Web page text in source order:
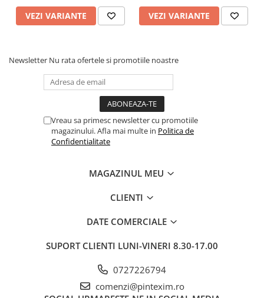
Carioci
Cerneala si rezerva pentru stilou
Creioane cerate
Creioane colorate
Creioane mecanice si rezerve
Linere si rollere
Markere evidentiatoare text
Markere whiteboard
Markere speciale pentru desen
Markere textile
VEZI VARIANTE VEZI VARIANTE
Newsletter Nu rata ofertele si promotiile noastre
Vreau sa primesc newsletter cu promotiile
magazinului. Afla mai multe in Politica de
Confidentialitate
MAGAZINUL MEU
CLIENTI
DATE COMERCIALE
SUPORT CLIENTI LUNI-VINERI 8.30-17.00
0727226794
comenzi@pintexim.ro